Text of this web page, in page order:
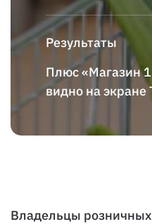
Результаты
Плюс «Магазин
видно на экране
Владельцы розничных